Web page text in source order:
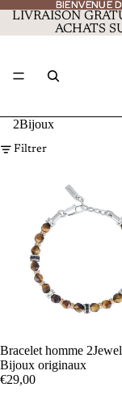
BIENVENUE
BIENVENUE
LIVRAISON
ACHATS
2Bijoux
Filtrer
Bracelet homme
Bijoux originaux
€29,00